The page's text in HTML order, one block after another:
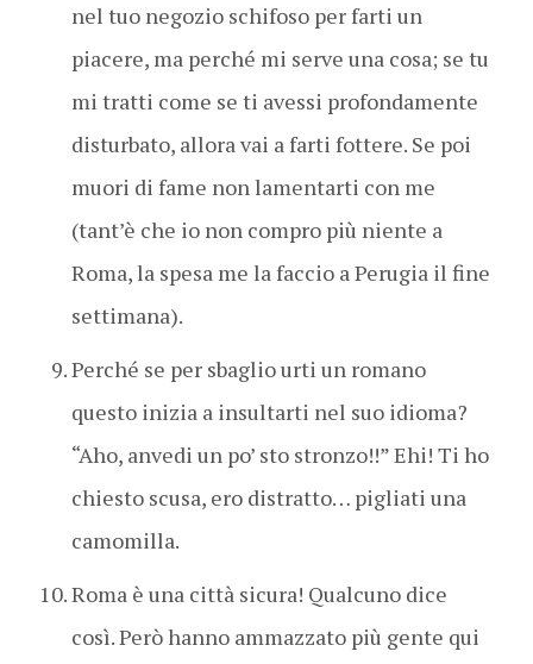
nel tuo negozio schifoso per farti un
piacere, ma perché mi serve una cosa; se tu
mi tratti come se ti avessi profondamente
disturbato, allora vai a farti fottere. Se poi
muori di fame non lamentarti con me
(tant’è che io non compro più niente a
Roma, la spesa me la faccio a Perugia il fine
settimana).
Perché se per sbaglio urti un romano
questo inizia a insultarti nel suo idioma?
“Aho, anvedi un po’ sto stronzo!!” Ehi! Ti ho
chiesto scusa, ero distratto… pigliati una
camomilla.
Roma è una città sicura! Qualcuno dice
così. Però hanno ammazzato più gente qui